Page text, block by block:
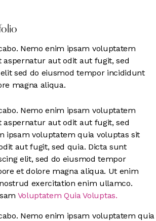
Nemo enim ipsam voluptatem
aspernatur aut odit aut fugit, sed
sed do eiusmod tempor incididunt
magna aliqua.
Nemo enim ipsam voluptatem
aspernatur aut odit aut fugit, sed
ipsam voluptatem quia voluptas sit
aut fugit, sed quia. Dicta sunt
elit, sed do eiusmod tempor
et dolore magna aliqua. Ut enim
exercitation enim ullamco.
Voluptatem Quia Voluptas.
Nemo enim ipsam voluptatem